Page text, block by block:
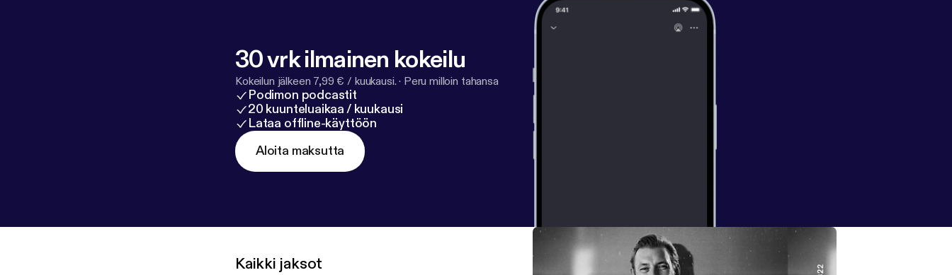
30 vrk ilmainen kokeilu
Kokeilun jälkeen 7,99 € / kuukausi. · Peru milloin tahansa
Podimon podcastit
20 kuunteluaikaa / kuukausi
Lataa offline-käyttöön
Aloita maksutta
Kaikki jaksot